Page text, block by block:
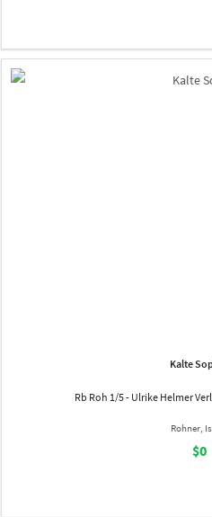
Kalte
Rb Roh 1/5 - Ulrike Helmer
Rohner,
$0